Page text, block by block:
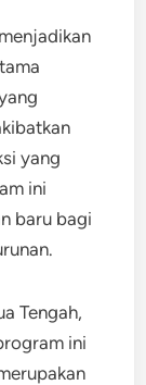
yang
ini
baru bagi
Tengah,
ini